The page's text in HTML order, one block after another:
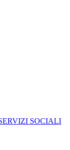
SOCIALI